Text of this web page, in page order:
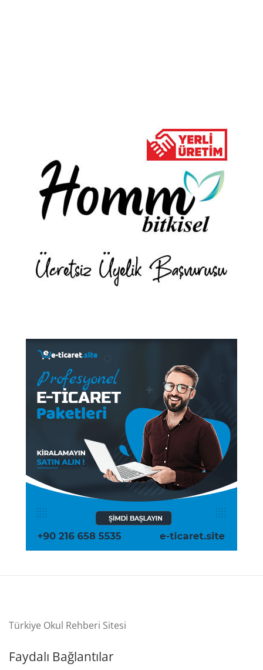
Türkiye Okul Rehberi Sitesi
Faydalı Bağlantılar